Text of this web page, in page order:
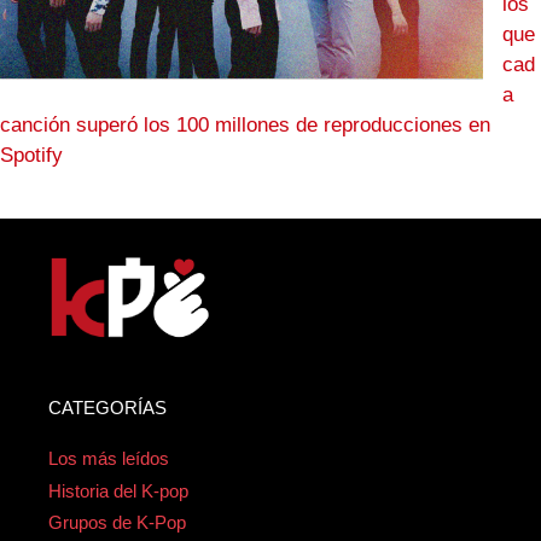
que
cad
a
canción superó los 100 millones de reproducciones en
Spotify
CATEGORÍAS
Los más leídos
Historia del K-pop
Grupos de K-Pop